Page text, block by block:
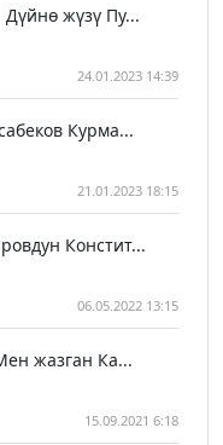
жүзү Пу...
24.01.2023 14:39
Курма...
21.01.2023 18:15
Констит...
06.05.2022 13:15
жазган Ка...
15.09.2021 6:18